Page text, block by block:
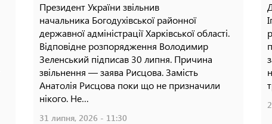
Президент України звільнив
начальника Богодухівської районної
державної адміністрації Харківської області.
Відповідне розпорядження Володимир
Зеленський підписав 30 липня. Причина
звільнення — заява Рисцова. Замість
Анатолія Рисцова поки що не призначили
нікого. Не…
31 липня, 2026 - 11:30